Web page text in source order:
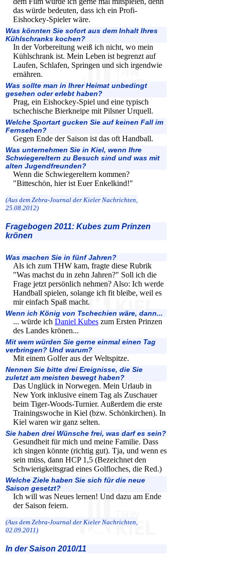
das würde bedeuten, dass ich ein Profi-
Eishockey-Spieler wäre.
Was könnten Sie sofort aus dem Inhalt Ihres
Kühlschranks kochen?
In der Vorbereitung weiß ich nicht, wo mein
Kühlschrank ist. Mein Leben ist begrenzt auf
Laufen, Schlafen, Springen und sich irgendwie
ernähren.
Was sollte man in Ihrer Heimat unbedingt
gesehen oder erlebt haben?
Prag, ein Eishockey-Spiel und eine typisch
tschechische Bierkneipe mit Pilsner Urquell.
Welche Sportart gucken Sie auf keinen Fall im
Fernsehen?
Gegen Ende der Saison ist das oft Handball.
Was unternehmen Sie in Kiel, wenn Ihre
Schwiegereltern zu Besuch sind und was mit
alten Jugendfreunden?
Wenn die Schwiegereltern kommen?
"Bitteschön, hier ist Euer Enkelkind!"
(Aus dem Zebra-Journal der Kieler Nachrichten,
25.08.2012)
Fragebogen 2011: Kubes zum Prinzen
krönen
Was machen Sie in fünf Jahren?
Als ich zum THW kam, fragte diese Rubrik
"Was machst du in zehn Jahren?" Soll ich die
Frage jetzt persönlich nehmen? Also: Ich werde
Handball spielen, solange ich fit bleibe, weil es
mir einfach Spaß macht.
Wenn ich König von Tschechien wäre, dann...
... würde ich Daniel Kubes zum Ersten Prinzen
des Landes krönen...
Mit wem würden Sie gerne einmal einen Tag
verbringen? Und warum?
Mit einem Golfer aus der Weltspitze.
Nennen Sie bitte drei Ereignisse, die Sie
zuletzt am meisten bewegt haben?
Das Unglück in Norwegen. Mein Urlaub in
New York inklusive einem Tag als Zuschauer
beim Tiger-Woods-Turnier. Außerdem die erste
Trainingswoche in Kiel (bzw. Schönkirchen). In
Kiel waren wir ganz selten.
Sie haben drei Wünsche frei, was darf es sein?
Gesundheit für mich und meine Familie. Dass
ich singen könnte (richtig gut). Tja, und wenn es
sein müss, dann HCP 1,5 (Bezeichnet den
Schwierigkeitsgrad eines Golfloches, die Red.)
Welche Ziele haben Sie sich für die neue
Saison gesetzt?
Ich will was Neues lernen! Und dazu am Ende
der Saison feiern.
(Aus dem Zebra-Journal der Kieler Nachrichten,
02.09.2011)
In der Saison 2010/11